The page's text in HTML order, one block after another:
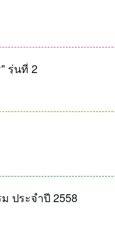
รุ่นที่ 2
ประจำปี 2558